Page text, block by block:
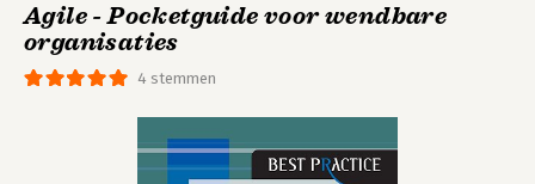
4 stemmen
Agile - Pocketguide voor wendbare
organisaties